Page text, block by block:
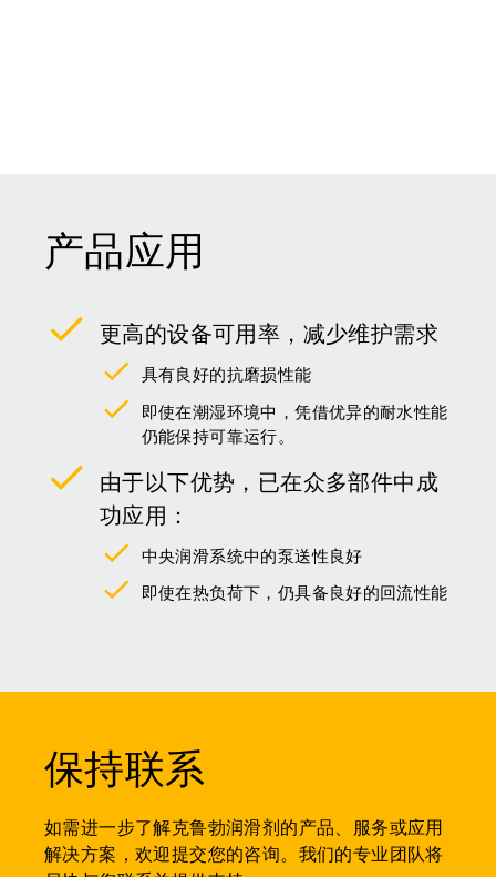
产品应用
更高的设备可用率，减少维护需求
具有良好的抗磨损性能
即使在潮湿环境中，凭借优异的耐水性能
仍能保持可靠运行。
由于以下优势，已在众多部件中成
功应用：
中央润滑系统中的泵送性良好
即使在热负荷下，仍具备良好的回流性能
保持联系
如需进一步了解克鲁勃润滑剂的产品、服务或应用
解决方案，欢迎提交您的咨询。我们的专业团队将